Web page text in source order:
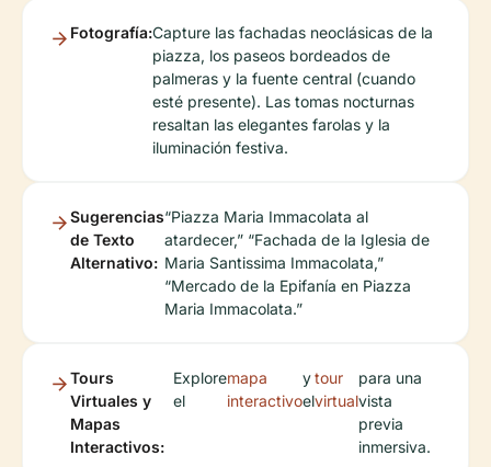
Fotografía:Capture las fachadas neoclásicas de la
piazza, los paseos bordeados de
palmeras y la fuente central (cuando
esté presente). Las tomas nocturnas
resaltan las elegantes farolas y la
iluminación festiva.
Sugerencias
de Texto
Alternativo:
“Piazza Maria Immacolata al
atardecer,” “Fachada de la Iglesia de
Maria Santissima Immacolata,”
“Mercado de la Epifanía en Piazza
Maria Immacolata.”
Tours
Virtuales y
Mapas
Interactivos:
Explore
el
mapa
interactivo
y
el
tour
virtual
para una
vista
previa
inmersiva.